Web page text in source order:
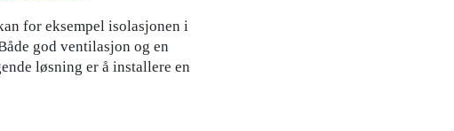
for eksempel isolasjonen i
god ventilasjon og en
løsning er å installere en